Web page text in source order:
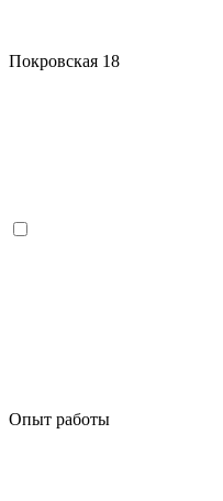
Покровская 18
Опыт работы